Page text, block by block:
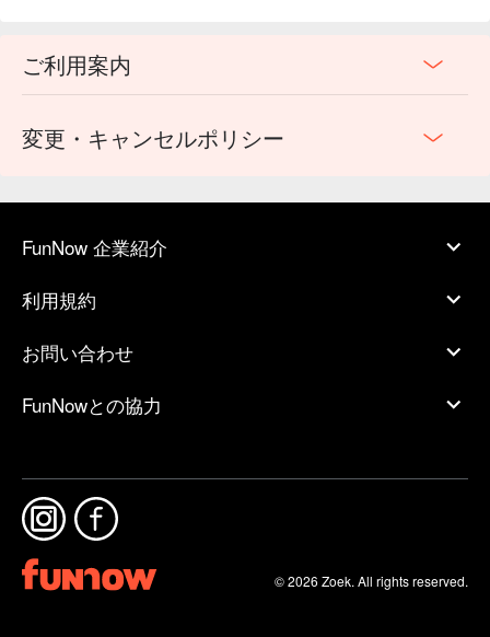
ご利用案内
変更・キャンセルポリシー
FunNow 企業紹介
利用規約
お問い合わせ
FunNowとの協力
© 2026 Zoek. All rights reserved.